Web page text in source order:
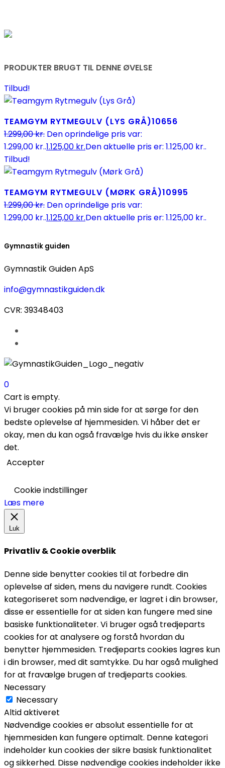
PRODUKTER BRUGT TIL DENNE ØVELSE
Tilbud!
TEAMGYM RYTMEGULV (LYS GRÅ)10656
1.299,00kr. Den oprindelige pris var:
1.299,00 kr..1.125,00 kr.Den aktuelle pris er: 1.125,00 kr..
Tilbud!
TEAMGYM RYTMEGULV (MØRK GRÅ)10995
1.299,00kr. Den oprindelige pris var:
1.299,00 kr..1.125,00 kr.Den aktuelle pris er: 1.125,00 kr..
Gymnastik guiden
Gymnastik Guiden ApS
info@gymnastikguiden.dk
CVR: 39348403
0
Cart is empty.
Vi bruger cookies på min side for at sørge for den
bedste oplevelse af hjemmesiden. Vi håber det er
okay, men du kan også fravælge hvis du ikke ønsker
det.
Accepter
Cookie indstillinger
Læs mere
Luk
Privatliv & Cookie overblik
Denne side benytter cookies til at forbedre din
oplevelse af siden, mens du navigere rundt. Cookies
kategoriseret som nødvendige, er lagret i din browser,
disse er essentielle for at siden kan fungere med sine
basiske funktionaliteter. Vi bruger også tredjeparts
cookies for at analysere og forstå hvordan du
benytter hjemmesiden. Tredjeparts cookies lagres kun
i din browser, med dit samtykke. Du har også mulighed
for at fravælge brugen af tredjeparts cookies.
Necessary
Necessary
Altid aktiveret
Nødvendige cookies er absolut essentielle for at
hjemmesiden kan fungere optimalt. Denne kategori
indeholder kun cookies der sikre basisk funktionalitet
og sikkerhed. Disse nødvendige cookies indeholder ikke